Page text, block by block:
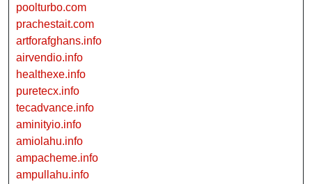
poolturbo.com
prachestait.com
artforafghans.info
airvendio.info
healthexe.info
puretecx.info
tecadvance.info
aminityio.info
amiolahu.info
ampacheme.info
ampullahu.info